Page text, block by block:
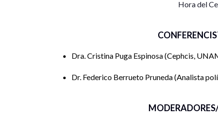
Hora del
Dra. Cristina Puga Espinosa Cephcis,
Dr. Federico Berrueto Pruneda Analista